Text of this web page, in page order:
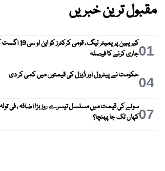
مقبول ترین خبریں
01
کیریبین پریمیئر لیگ ، قومی کرکٹرز کو این
جاری کرنے کا فیصلہ
04حکومت نے پیٹرول اور ڈیزل کی قیمتوں میں کمی کر دی
07سونے کی قیمت میں مسلسل تیسرے روز بڑا اضافہ ، فی
کہاں تک جا پہنچا؟